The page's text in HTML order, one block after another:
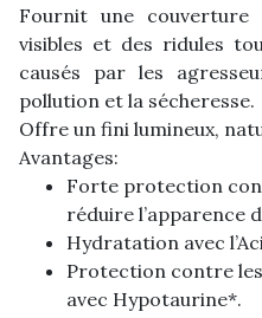
Fournit une
visibles et des ridules
causés par les
pollution et la sécheresse.
Offre un fini lumineux,
Avantages:
Forte protection
réduire l’apparence
Hydratation avec
Protection contre
avec Hypotaurine*.